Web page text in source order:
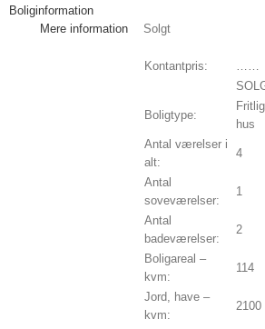
Boliginformation
Mere information
Solgt
Kontantpris:
Boligtype:
hus
Antal værelser i
alt:
4
Antal
soveværelser:
1
Antal
badeværelser:
2
Boligareal –
kvm:
114
Jord, have –
kvm:
2100